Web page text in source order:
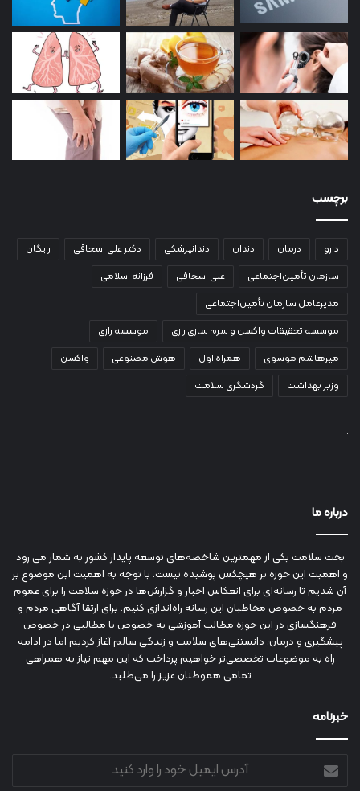
برچسب
دارو درمان دندان دندانپزشکی دکتر علی اسحاقی
رایگان
سازمان تأمین‌اجتماعی
علی اسحاقی
فرزانه اسلامی
مدیرعامل سازمان تأمین‌اجتماعی
موسسه تحقیقات واکسن و سرم سازی رازی
موسسه رازی
میرهاشم موسوی
همراه اول هوش مصنوعی
واکسن
وزیر بهداشت
گردشگری سلامت
درباره ما
بحث سلامت یکی از مهمترین شاخصه‌های توسعه پایدار کشور به شمار می رود
و اهمیت این حوزه بر هیچکس پوشیده نیست. با توجه به اهمیت این موضوع بر
آن شدیم تا رسانه‌ای برای انعکاس اخبار و گزارش‌ها در حوزه سلامت را برای عموم
مردم به خصوص مخاطبان این رسانه راه‌اندازی کنیم. برای ارتقا آگاهی مردم و
فرهنگسازی در این حوزه مطالب آموزشی به خصوص با مطالبی در خصوص
پیشگیری و درمان، دانستنی‌های سلامت و زندگی سالم آغاز کردیم اما در ادامه
راه به موضوعات تخصصی‌تر خواهیم پرداخت که این مهم نیاز به همراهی
تمامی هموطنان عزیز را می‌طلبد.
خبرنامه
آدرس
ایمیل